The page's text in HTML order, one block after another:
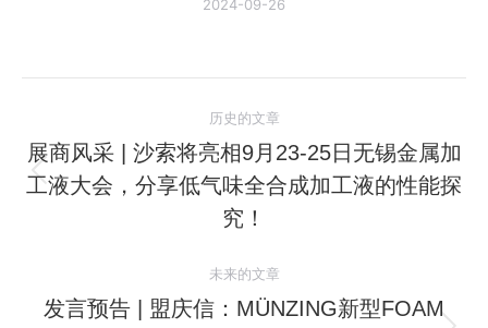
2024-09-26
章
导
历史的文章
历
史
文
章：
展商风采 | 沙索将亮相9月23-25日无锡金属加
工液大会，分享低气味全合成加工液的性能探
究！
未来的文章
发言预告 | 盟庆信：MÜNZING新型FOAM